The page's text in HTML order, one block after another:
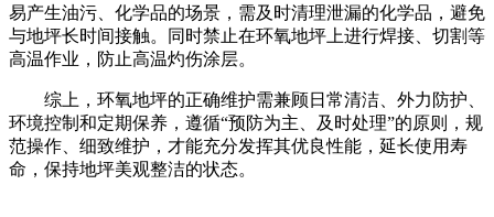
易产生油污、化学品的场景，需及时清理泄漏的化学品，避免
与地坪长时间接触。同时禁止在环氧地坪上进行焊接、切割等
高温作业，防止高温灼伤涂层。
综上，环氧地坪的正确维护需兼顾日常清洁、外力防护、
环境控制和定期保养，遵循“预防为主、及时处理”的原则，规
范操作、细致维护，才能充分发挥其优良性能，延长使用寿
命，保持地坪美观整洁的状态。